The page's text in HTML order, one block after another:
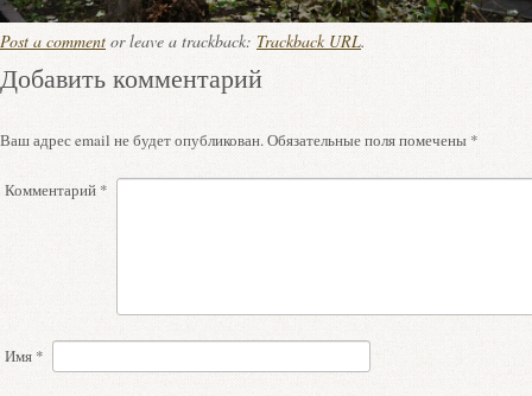
Post a comment or leave a trackback: Trackback URL.
Добавить комментарий
Ваш адрес email не будет опубликован.Обязательные поля помечены *
Комментарий *
Имя *